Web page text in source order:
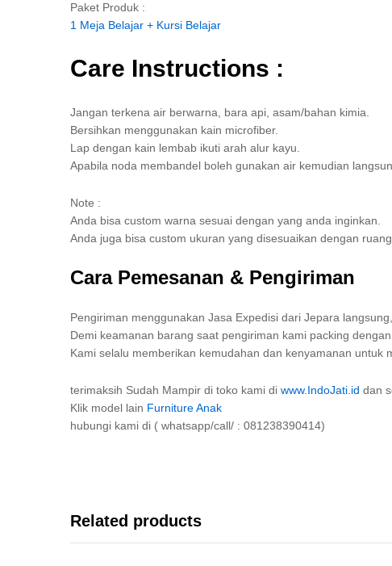
Paket Produk :
1 Meja Belajar + Kursi Belajar
Care Instructions :
Jangan terkena air berwarna, bara api, asam/bahan kimia.
Bersihkan menggunakan kain microfiber.
Lap dengan kain lembab ikuti arah alur kayu.
Apabila noda membandel boleh gunakan air kemudian
Note :
Anda bisa custom warna sesuai dengan yang anda inginkan.
Anda juga bisa custom ukuran yang disesuaikan dengan
Cara Pemesanan & Pengiriman
Pengiriman menggunakan Jasa Expedisi dari Jepara
Demi keamanan barang saat pengiriman kami packing
Kami selalu memberikan kemudahan dan kenyamanan untuk
terimaksih Sudah Mampir di toko kami di www.IndoJati.id dan
Klik model lain Furniture Anak
hubungi kami di ( whatsapp/call/ : 081238390414)
Related products